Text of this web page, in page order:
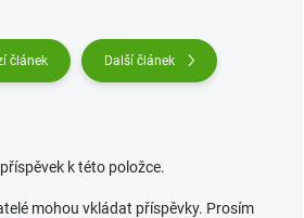
článek Další článek
k této položce.
mohou vkládat příspěvky. Prosím